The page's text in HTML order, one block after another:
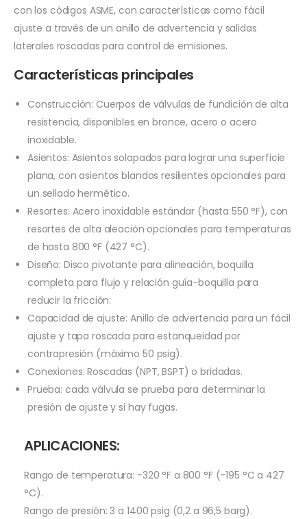
con los códigos ASME, con características como fácil
ajuste a través de un anillo de advertencia y salidas
laterales roscadas para control de emisiones.
Características principales
Construcción: Cuerpos de válvulas de fundición de alta
resistencia, disponibles en bronce, acero o acero
inoxidable.
Asientos: Asientos solapados para lograr una superficie
plana, con asientos blandos resilientes opcionales para
un sellado hermético.
Resortes: Acero inoxidable estándar (hasta 550 °F), con
resortes de alta aleación opcionales para temperaturas
de hasta 800 °F (427 °C).
Diseño: Disco pivotante para alineación, boquilla
completa para flujo y relación guía-boquilla para
reducir la fricción.
Capacidad de ajuste: Anillo de advertencia para un fácil
ajuste y tapa roscada para estanqueidad por
contrapresión (máximo 50 psig).
Conexiones: Roscadas (NPT, BSPT) o bridadas.
Prueba: cada válvula se prueba para determinar la
presión de ajuste y si hay fugas.
APLICACIONES:
Rango de temperatura: -320 °F a 800 °F (-195 °C a 427
°C).
Rango de presión: 3 a 1400 psig (0,2 a 96,5 barg).